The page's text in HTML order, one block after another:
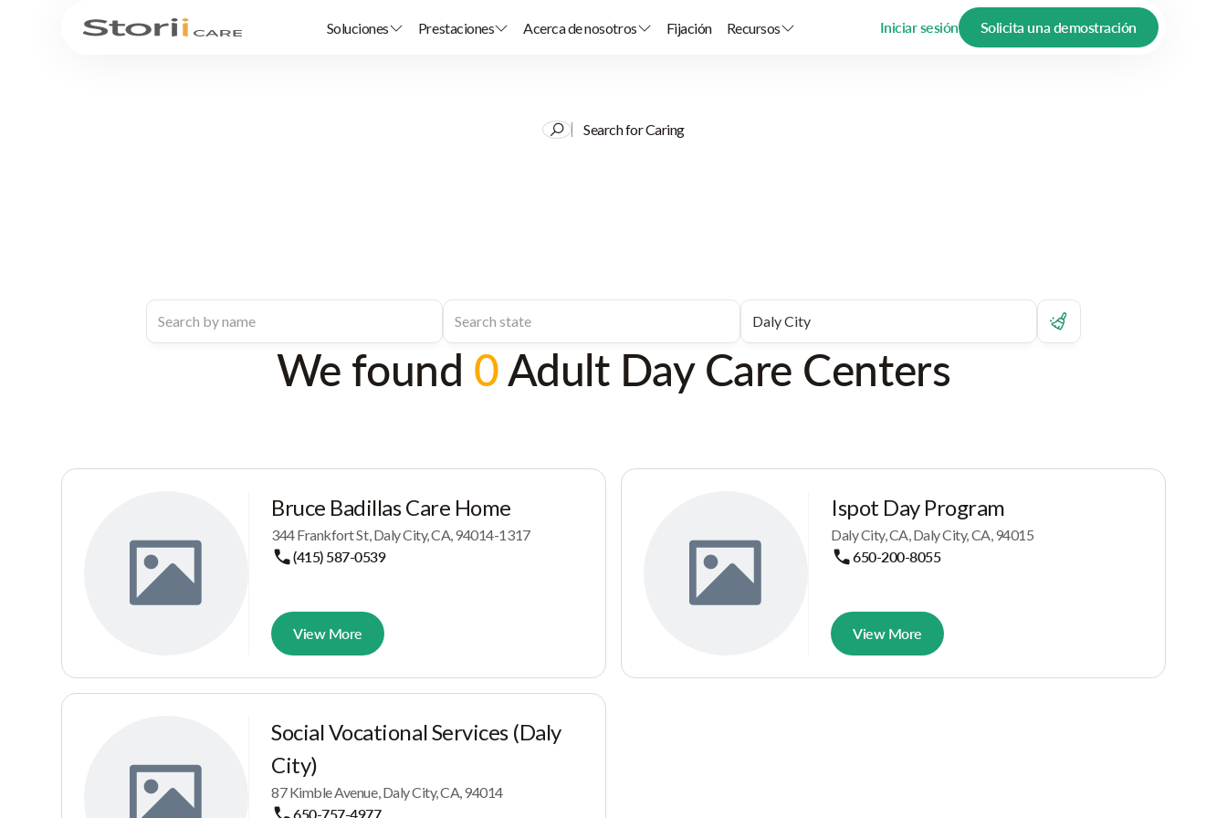
Soluciones Prestaciones Acerca de nosotros Fijación Recursos Iniciar sesión Solicita una demostración
Search for Caring
We found 0Adult Day Care Centers
Bruce Badillas Care Home
344 Frankfort St, Daly City, CA, 94014-1317
(415) 587-0539
View More
Ispot Day Program
Daly City, CA, Daly City, CA, 94015
650-200-8055
View More
Social Vocational Services (Daly
City)
87 Kimble Avenue, Daly City, CA, 94014
650-757-4977